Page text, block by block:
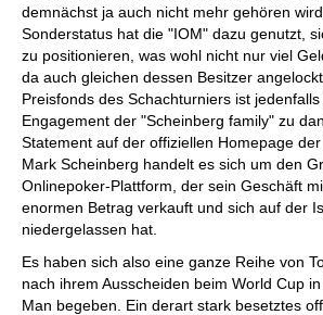
demnächst ja auch nicht mehr gehören
Sonderstatus hat die "IOM" dazu genutzt,
zu positionieren, was wohl nicht nur viel
da auch gleichen dessen Besitzer
Preisfonds des Schachturniers ist
Engagement der "Scheinberg family" zu
Statement auf der offiziellen Homepage
Mark Scheinberg handelt es sich um den
Onlinepoker-Plattform, der sein Geschäft
enormen Betrag verkauft und sich auf der
niedergelassen hat.
Es haben sich also eine ganze Reihe von
nach ihrem Ausscheiden beim World Cup
Man begeben. Ein derart stark besetztes